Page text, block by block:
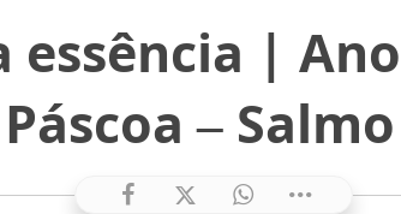
essência |
–